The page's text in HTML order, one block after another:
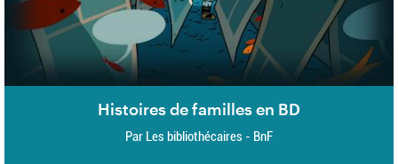
Histoires de familles en BD
Par Les bibliothécaires - BnF